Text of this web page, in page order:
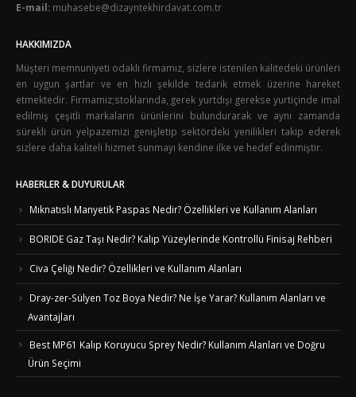
E-mail: muhasebe@dizayntekhirdavat.com.tr
HAKKIMIZDA
Müşteri memnuniyeti odaklı firmamız, sizlere istenilen kalitedeki ürünleri
en uygun şartlar ve en hızlı şekilde tedarik etmek üzerine hareket
etmektedir. Firmamız;stoklarında, gerek yurtdışı gerekse yurtiçinde imal
edilmiş çeşitli markaların ürünlerini bulundurarak ve aynı zamanda
sürekli ürün yelpazemizi genişletip sektördeki yenilikleri takip ederek
sizlere daha kaliteli hizmet sunmayı kendine ilke ve hedef edinmiştir.
HABERLER & DUYURULAR
Mıknatıslı Manyetik Paspas Nedir? Özellikleri ve Kullanım Alanları
BORIDE Gaz Taşı Nedir? Kalıp Yüzeylerinde Kontrollü Finisaj Rehberi
Civa Çeliği Nedir? Özellikleri ve Kullanım Alanları
Dray-zer-Sülyen Toz Boya Nedir? Ne İşe Yarar? Kullanım Alanları ve
Avantajları
Best MP61 Kalıp Koruyucu Sprey Nedir? Kullanım Alanları ve Doğru
Ürün Seçimi